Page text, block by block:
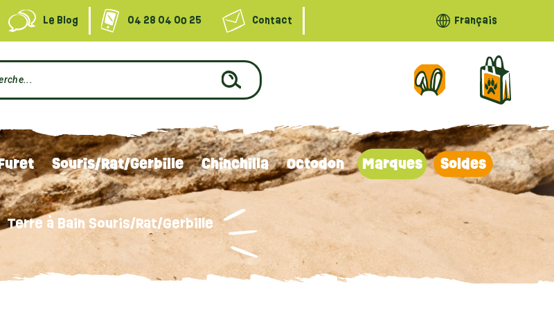
Le Blog 04 28 04 00 25 Contact Français
Furet Souris/Rat/Gerbille Chinchilla Octodon Marques Soldes
Terre à Bain Souris/Rat/Gerbille